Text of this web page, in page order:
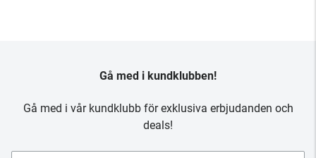
Gå med i kundklubben!
Gå med i vår kundklubb för exklusiva erbjudanden och
deals!